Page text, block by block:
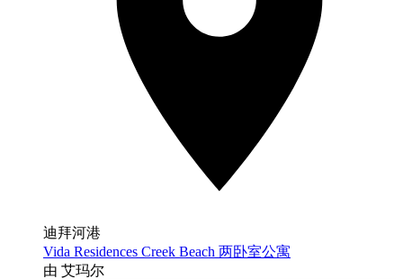
迪拜河港
Vida Residences Creek Beach 两卧室公寓
由 艾玛尔